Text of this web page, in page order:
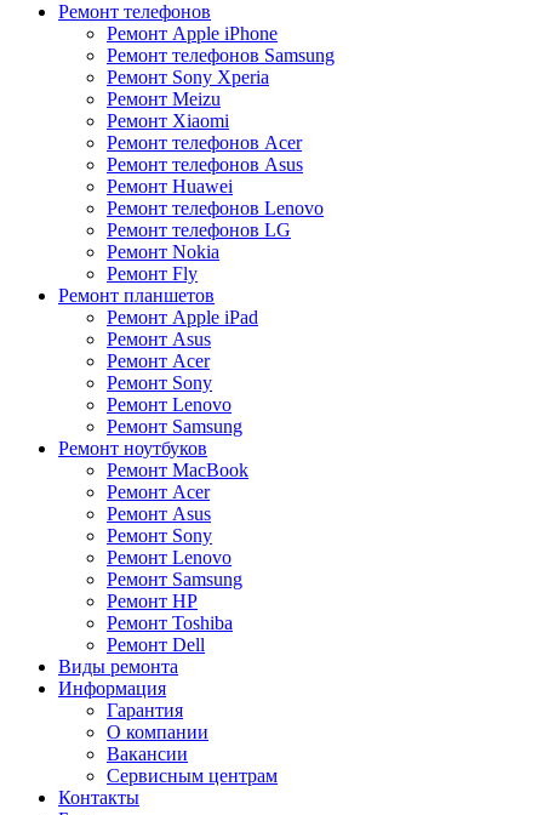
Ремонт телефонов
Ремонт Apple iPhone
Ремонт телефонов Samsung
Ремонт Sony Xperia
Ремонт Meizu
Ремонт Xiaomi
Ремонт телефонов Acer
Ремонт телефонов Asus
Ремонт Huawei
Ремонт телефонов Lenovo
Ремонт телефонов LG
Ремонт Nokia
Ремонт Fly
Ремонт планшетов
Ремонт Apple iPad
Ремонт Asus
Ремонт Acer
Ремонт Sony
Ремонт Lenovo
Ремонт Samsung
Ремонт ноутбуков
Ремонт MacBook
Ремонт Acer
Ремонт Asus
Ремонт Sony
Ремонт Lenovo
Ремонт Samsung
Ремонт HP
Ремонт Toshiba
Ремонт Dell
Виды ремонта
Информация
Гарантия
О компании
Вакансии
Сервисным центрам
Контакты